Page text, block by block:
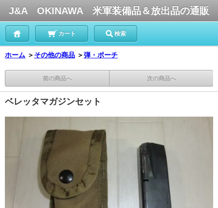
J&A OKINAWA 米軍装備品＆放出品の通販
カート 検索
ホーム ＞ その他の商品 ＞弾・ポーチ
前の商品へ 次の商品へ
ベレッタマガジンセット